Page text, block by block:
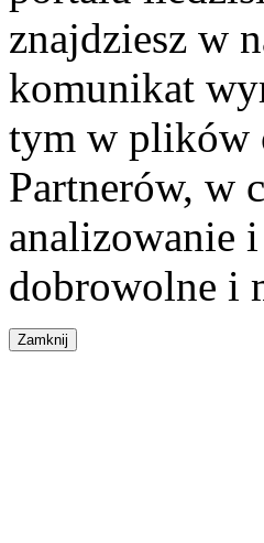
znajdziesz w
komunikat
tym w plików
Partnerów, w
analizowanie
dobrowolne i